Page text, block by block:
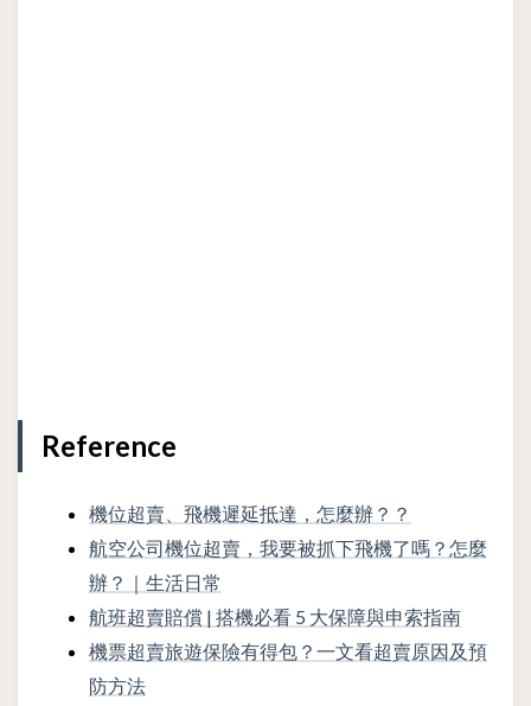
Reference
機位超賣、飛機遲延抵達，怎麼辦？？
航空公司機位超賣，我要被抓下飛機了嗎？怎麼
辦？｜生活日常
航班超賣賠償 | 搭機必看 5 大保障與申索指南
機票超賣旅遊保險有得包？一文看超賣原因及預
防方法